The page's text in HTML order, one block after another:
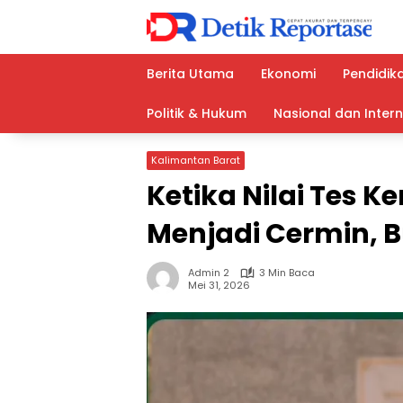
Berita Utama
Ekonomi
Politik & Hukum Nasional dan
Kalimantan Barat
Ketika Nilai Tes
Menjadi Cermin,
Admin 2
3 Min Baca
Mei 31, 2026